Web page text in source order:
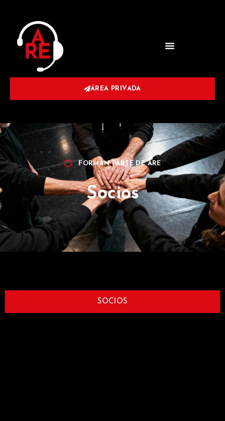
ÁREA PRIVADA
FORMAN PARTE DE ARE
Socios
SOCIOS